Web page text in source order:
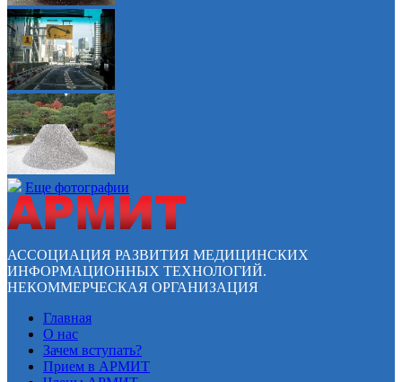
Еще фотографии
АССОЦИАЦИЯ РАЗВИТИЯ МЕДИЦИНСКИХ
ИНФОРМАЦИОННЫХ ТЕХНОЛОГИЙ.
НЕКОММЕРЧЕСКАЯ ОРГАНИЗАЦИЯ
Главная
О нас
Зачем вступать?
Прием в АРМИТ